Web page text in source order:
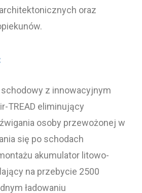
oraz
z innowacyjnym
TREAD eliminujący
osoby przewożonej w
się po schodach
akumulator litowo-
na przebycie 2500
ładowaniu